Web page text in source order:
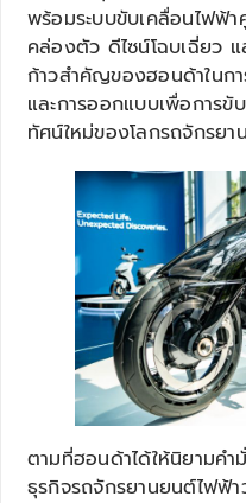
พร้อมระบบขับเคลื่อนไฟฟ้
คล่องตัว ดีไซน์โฉบเฉี่ยว
ก้าวสำคัญของฮอนด้าในก
และการออกแบบเพื่อการ
ทัศน์ใหม่ของโลกรถจักรย
ตามที่ฮอนด้าได้ให้นิยามค
ธุรกิจรถจักรยานยนต์ไฟฟ้